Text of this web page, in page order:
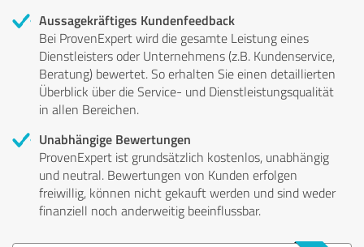
Aussagekräftiges Kundenfeedback
Bei ProvenExpert wird die gesamte Leistung eines
Dienstleisters oder Unternehmens (z.B. Kundenservice,
Beratung) bewertet. So erhalten Sie einen detaillierten
Überblick über die Service- und Dienstleistungsqualität
in allen Bereichen.
Unabhängige Bewertungen
ProvenExpert ist grundsätzlich kostenlos, unabhängig
und neutral. Bewertungen von Kunden erfolgen
freiwillig, können nicht gekauft werden und sind weder
finanziell noch anderweitig beeinflussbar.